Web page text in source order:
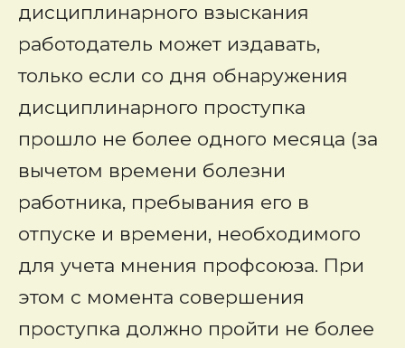
дисциплинарного взыскания
работодатель может издавать,
только если со дня обнаружения
дисциплинарного проступка
прошло не более одного месяца (за
вычетом времени болезни
работника, пребывания его в
отпуске и времени, необходимого
для учета мнения профсоюза. При
этом с момента совершения
проступка должно пройти не более